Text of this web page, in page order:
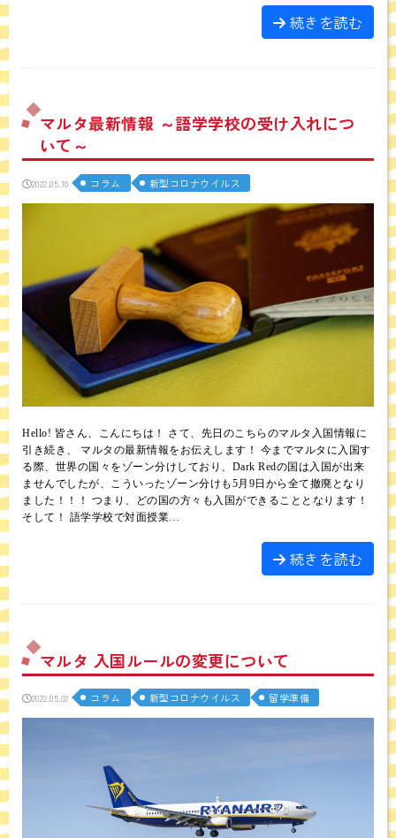
続きを読む
マルタ最新情報 ～語学学校の受け入れにつ
いて～
2022.05.10 コラム 新型コロナウイルス
Hello! 皆さん、こんにちは！ さて、先日のこちらのマルタ入国情報に
引き続き、 マルタの最新情報をお伝えします！ 今までマルタに入国す
る際、世界の国々をゾーン分けしており、Dark Redの国は入国が出来
ませんでしたが、こういったゾーン分けも5月9日から全て撤廃となり
ました！！！ つまり、どの国の方々も入国ができることとなります！
そして！ 語学学校で対面授業…
続きを読む
マルタ 入国ルールの変更について
2022.05.02 コラム 新型コロナウイルス 留学準備